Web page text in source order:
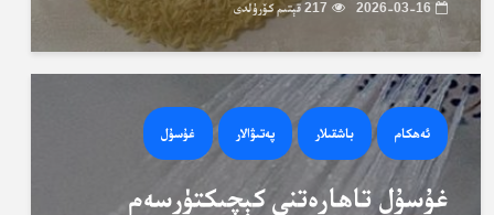
2026-03-16 217 قېتىم كۆرۈلدى
ئەھكام باشقىلار پەتىۋالار غۇسۇل
غۇسۇل تاھارەتنى كېچىكتۈرسەم